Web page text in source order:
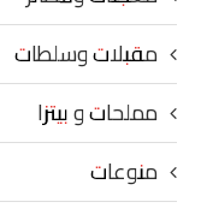
مقبلات وسلطات
مملحات و بيتزا
منوعات